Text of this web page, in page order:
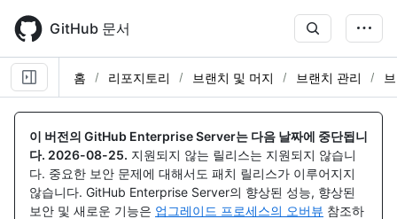
main
content
GitHub 문서
홈 리포지토리 브랜치 및 머지 브랜치 관리
이 버전의 GitHub Enterprise Server는 다음 날짜에 중단됩니
다. 2026-08-25. 지원되지 않는 릴리스는 지원되지 않습니
다. 중요한 보안 문제에 대해서도 패치 릴리스가 이루어지지
않습니다. GitHub Enterprise Server의 향상된 성능, 향상된
보안 및 새로운 기능은 업그레이드 프로세스의 오버뷰 참조하